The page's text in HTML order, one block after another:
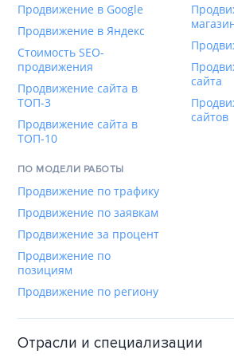
Продвижение в Google
Продвижение в Яндекс
Стоимость SEO-
продвижения
Продвижение сайта в
ТОП-3
Продвижение сайта в
ТОП-10
сайта
сайтов
ПО МОДЕЛИ РАБОТЫ
Продвижение по трафику
Продвижение по заявкам
Продвижение за процент
Продвижение по
позициям
Продвижение по региону
Отрасли и специализации